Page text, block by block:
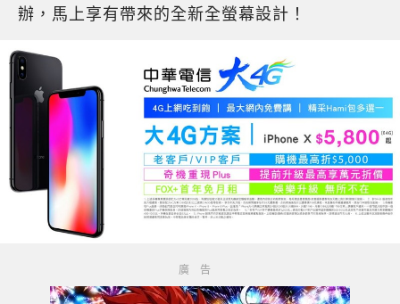
辦，馬上享有帶來的全新全螢幕設計！